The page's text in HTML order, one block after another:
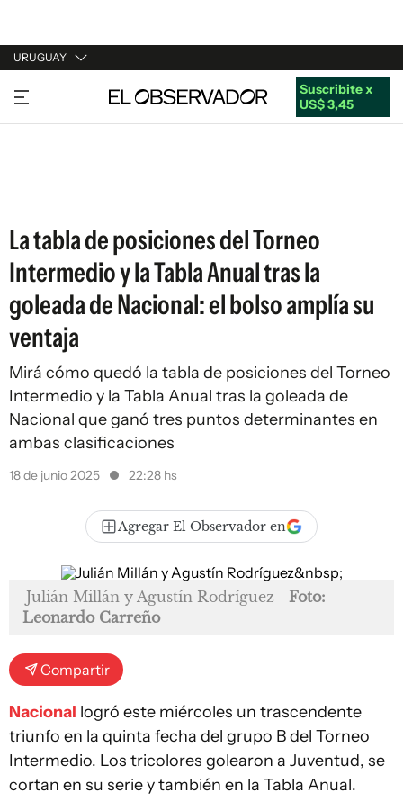
URUGUAY
URUGUAY
ARGENTINA
Suscribite x
US$ 3,45
La tabla de posiciones del Torneo
Intermedio y la Tabla Anual tras la
goleada de Nacional: el bolso amplía su
ventaja
Mirá cómo quedó la tabla de posiciones del Torneo
Intermedio y la Tabla Anual tras la goleada de
Nacional que ganó tres puntos determinantes en
ambas clasificaciones
18 de junio 2025 22:28 hs
Agregar El Observador en
Julián Millán y Agustín Rodríguez
Foto:
Leonardo Carreño
Compartir
Nacional logró este miércoles un trascendente
triunfo en la quinta fecha del grupo B del Torneo
Intermedio. Los tricolores golearon a Juventud, se
cortan en su serie y también en la Tabla Anual.